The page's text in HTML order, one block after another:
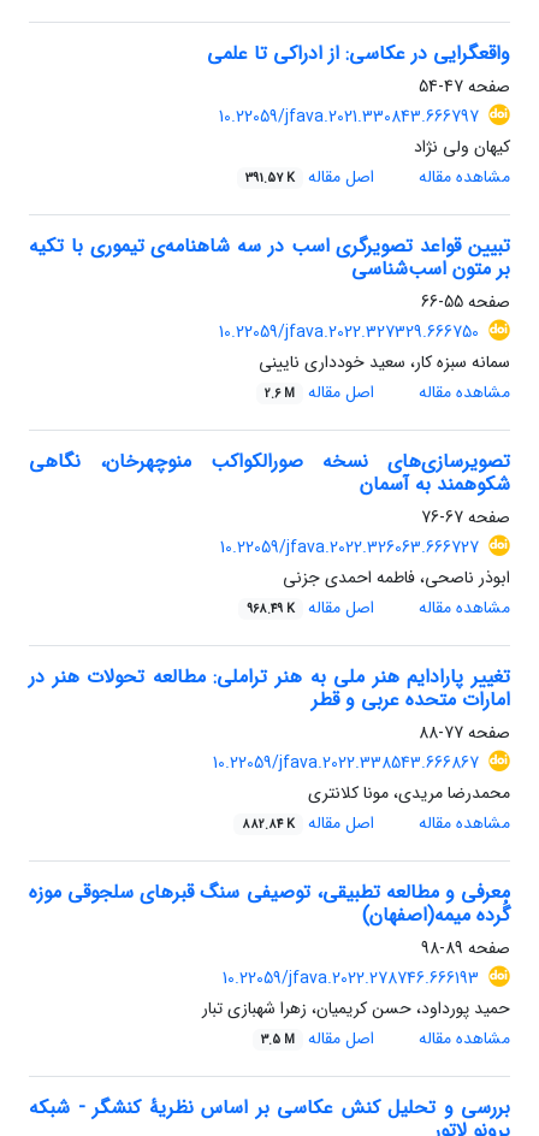
واقعگرایی در عکاسی: از ادراکی تا علمی
صفحه47-54
10.22059/jfava.2021.330843.666797
کیهان ولی نژاد
مشاهده مقاله
اصل مقاله 391.57 K
تبیین قواعد تصویرگری اسب در سه شاهنامه‌ی تیموری با تکیه
بر متون اسب‌شناسی
صفحه55-66
10.22059/jfava.2022.327329.666750
سمانه سبزه کار، سعید خودداری نایینی
مشاهده مقاله
اصل مقاله 2.6 M
تصویرسازی‌های نسخه صورالکواکب منوچهرخان، نگاهی
شکوهمند به آسمان
صفحه67-76
10.22059/jfava.2022.326063.666727
ابوذر ناصحی، فاطمه احمدی جزنی
مشاهده مقاله
اصل مقاله 968.49 K
تغییر پارادایم هنر ملی به هنر تراملی: مطالعه تحولات هنر در
امارات متحده عربی و قطر
صفحه77-88
10.22059/jfava.2022.338543.666867
محمدرضا مریدی، مونا کلانتری
مشاهده مقاله
اصل مقاله 882.84 K
معرفی و مطالعه تطبیقی، توصیفی سنگ قبرهای سلجوقی موزه
گُرده میمه(اصفهان)
صفحه 89-98
10.22059/jfava.2022.278746.666193
حمید پورداود، حسن کریمیان، زهرا شهبازی تبار
مشاهده مقاله
اصل مقاله 3.5 M
بررسی و تحلیل کنش عکاسی بر اساس نظریۀ کنشگر - شبکه